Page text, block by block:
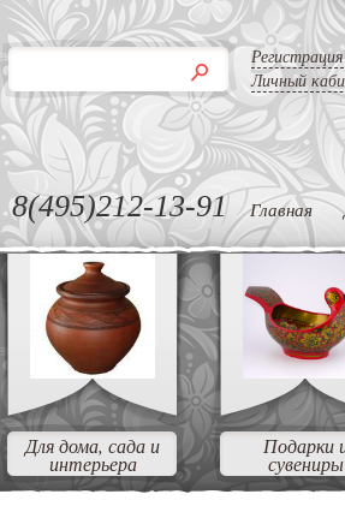
Регистрация
Личный
8(495)212-13-91 Главная
Для дома, сада и
интерьера
Подарки
сувениры